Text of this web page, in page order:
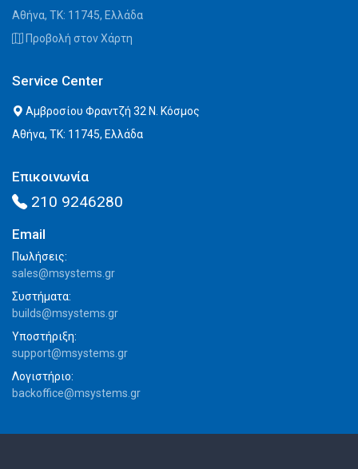
Αθήνα, ΤΚ: 11745, Ελλάδα
Προβολή στον Χάρτη
Service Center
Αμβροσίου Φραντζή 32 Ν. Κόσμος
Αθήνα, ΤΚ: 11745, Ελλάδα
Επικοινωνία
210 9246280
Email
Πωλήσεις:
sales@msystems.gr
Συστήματα:
builds@msystems.gr
Υποστήριξη:
support@msystems.gr
Λογιστήριο:
backoffice@msystems.gr